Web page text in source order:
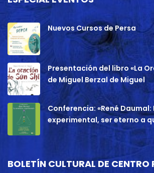
Nuevos Cursos de Persa
Presentación del libro «La
de Miguel Berzal de Miguel
Conferencia: «René
experimental, ser eterno a
BOLETÍN CULTURAL DE CENTRO